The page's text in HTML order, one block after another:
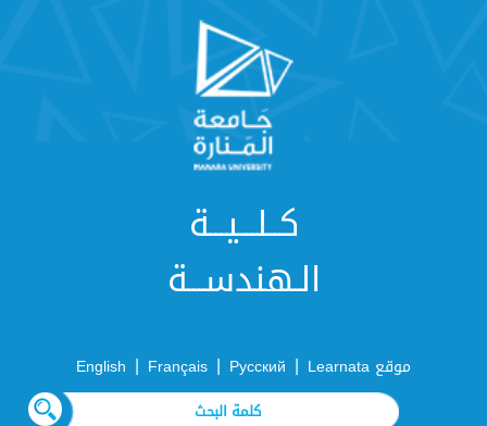
كــلـــيـــة
الـهندســـة
موقع Learnata |
Русский
|
Français
|
English